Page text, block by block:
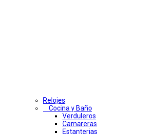
Relojes
Cocina y Baño
Verduleros
Camareras
Estanterias